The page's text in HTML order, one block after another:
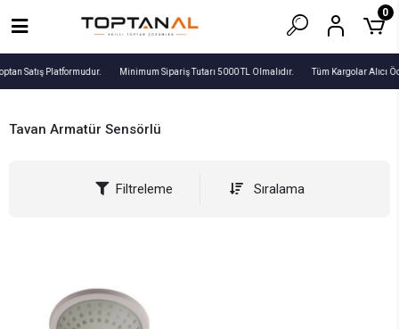
Satış Platformudur. Minimum Sipariş Tutarı 5000 TL Olmalıdır. Tüm Kargolar Alıcı
0
Tavan Armatür Sensörlü
Filtreleme Sıralama